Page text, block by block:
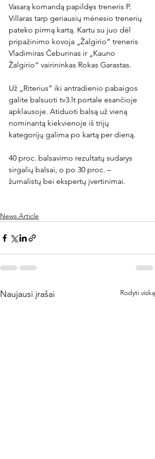
Vasarą komandą papildęs treneris P.
Villaras tarp geriausių mėnesio trenerių
pateko pirmą kartą. Kartu su juo dėl
pripažinimo kovoja „Žalgirio“ treneris
Vladimiras Čeburinas ir „Kauno
Žalgirio“ vairininkas Rokas Garastas.
Už „Riterius“ iki antradienio pabaigos
galite balsuoti tv3.lt portale esančioje
apklausoje. Atiduoti balsą už vieną
nominantą kiekvienoje iš trijų
kategorijų galima po kartą per dieną.
40 proc. balsavimo rezultatų sudarys
sirgalių balsai, o po 30 proc. –
žurnalistų bei ekspertų įvertinimai.
News Article
Naujausi įrašai Rodyti viską